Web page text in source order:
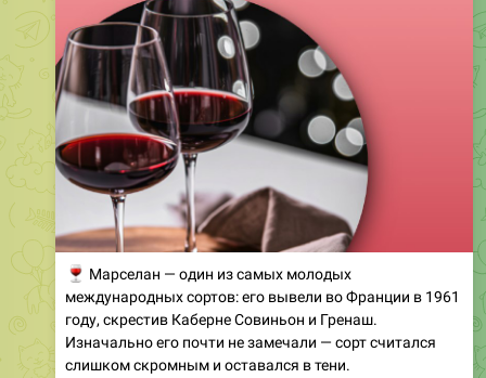
Марселан — один из самых молодых
международных сортов: его вывели во Франции в 1961
году, скрестив Каберне Совиньон и Гренаш.
Изначально его почти не замечали — сорт считался
слишком скромным и оставался в тени.